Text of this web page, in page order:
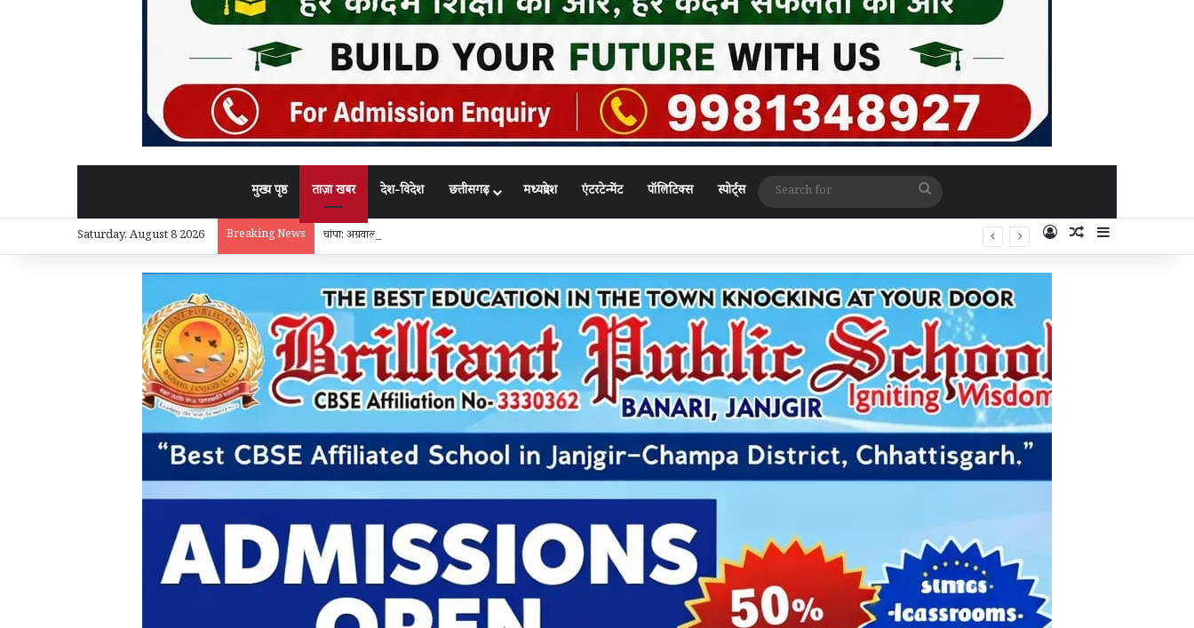
मुख्य पृष्ठ ताज़ा खबर देश-विदेश छत्तीसगढ़ मध्यप्रदेश एंटरटेन्मेंट पॉलिटिक्स स्पोर्ट्स
Search
for
Saturday, August 8 2026 Breaking News चांपा: अग्रवाल सेवा संघ के नए अध्यक्ष बने विष्णु मोदी, सर्वसम्मति से हुआ चयन Log InRandom Article
Sidebar